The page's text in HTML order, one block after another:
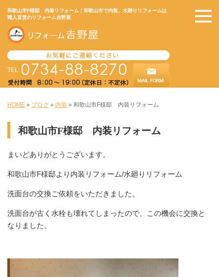
和歌山市F様邸 内装リフォーム｜和歌山市で内装、水廻りリフォームは
職人直営のリフォーム吉野屋
HOME » ブログ » 内装 » 和歌山市F様邸 内装リフォーム
和歌山市F様邸 内装リフォーム
まいどありがとうございます。
和歌山市F様邸より内装リフォーム/水廻りリフォーム
洗面台の交換ご依頼をいただきました。
洗面台が古く水栓も壊れてしまったので、この機会に交換と
なりました。